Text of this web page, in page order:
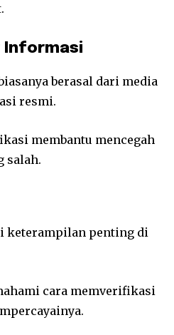
Informasi
berasal dari media
resmi.
membantu mencegah
salah.
keterampilan penting di
cara memverifikasi